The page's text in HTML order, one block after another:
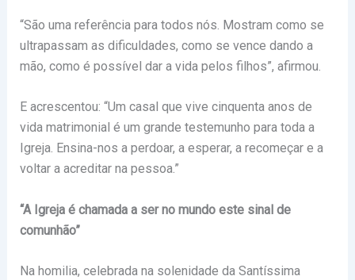
“São uma referência para todos nós. Mostram como se
ultrapassam as dificuldades, como se vence dando a
mão, como é possível dar a vida pelos filhos”, afirmou.
E acrescentou: “Um casal que vive cinquenta anos de
vida matrimonial é um grande testemunho para toda a
Igreja. Ensina-nos a perdoar, a esperar, a recomeçar e a
voltar a acreditar na pessoa.”
“A Igreja é chamada a ser no mundo este sinal de
comunhão”
Na homilia, celebrada na solenidade da Santíssima